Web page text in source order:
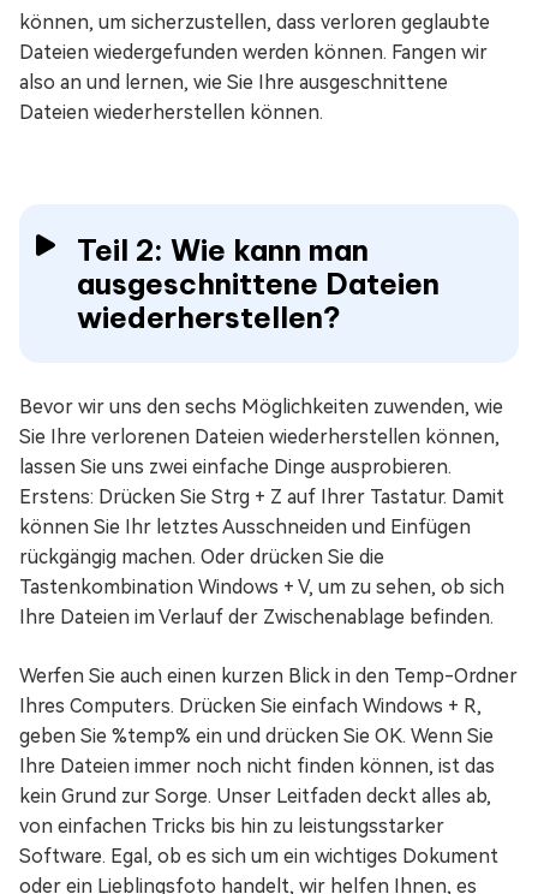
können, um sicherzustellen, dass verloren geglaubte
Dateien wiedergefunden werden können. Fangen wir
also an und lernen, wie Sie Ihre ausgeschnittene
Dateien wiederherstellen können.
Teil 2: Wie kann man
ausgeschnittene Dateien
wiederherstellen?
Bevor wir uns den sechs Möglichkeiten zuwenden, wie
Sie Ihre verlorenen Dateien wiederherstellen können,
lassen Sie uns zwei einfache Dinge ausprobieren.
Erstens: Drücken Sie Strg + Z auf Ihrer Tastatur. Damit
können Sie Ihr letztes Ausschneiden und Einfügen
rückgängig machen. Oder drücken Sie die
Tastenkombination Windows + V, um zu sehen, ob sich
Ihre Dateien im Verlauf der Zwischenablage befinden.
Werfen Sie auch einen kurzen Blick in den Temp-Ordner
Ihres Computers. Drücken Sie einfach Windows + R,
geben Sie %temp% ein und drücken Sie OK. Wenn Sie
Ihre Dateien immer noch nicht finden können, ist das
kein Grund zur Sorge. Unser Leitfaden deckt alles ab,
von einfachen Tricks bis hin zu leistungsstarker
Software. Egal, ob es sich um ein wichtiges Dokument
oder ein Lieblingsfoto handelt, wir helfen Ihnen, es